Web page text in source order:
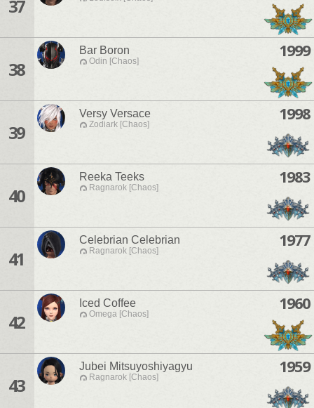
37
38
Bar Boron
Odin [Chaos]
1999
39
Versy Versace
Zodiark [Chaos]
1998
40
Reeka Teeks
Ragnarok [Chaos]
1983
41
Celebrian Celebrian
Ragnarok [Chaos]
1977
42
Iced Coffee
Omega [Chaos]
1960
43
Jubei Mitsuyoshiyagyu
Ragnarok [Chaos]
1959